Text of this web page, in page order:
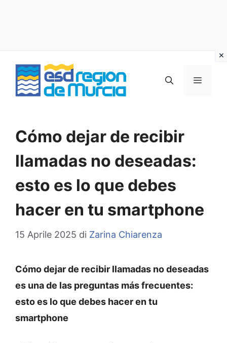
contenuto
MENU
Cómo dejar de recibir
llamadas no deseadas:
esto es lo que debes
hacer en tu smartphone
15 Aprile 2025 di Zarina Chiarenza
Cómo dejar de recibir llamadas no deseadas
es una de las preguntas más frecuentes:
esto es lo que debes hacer en tu
smartphone